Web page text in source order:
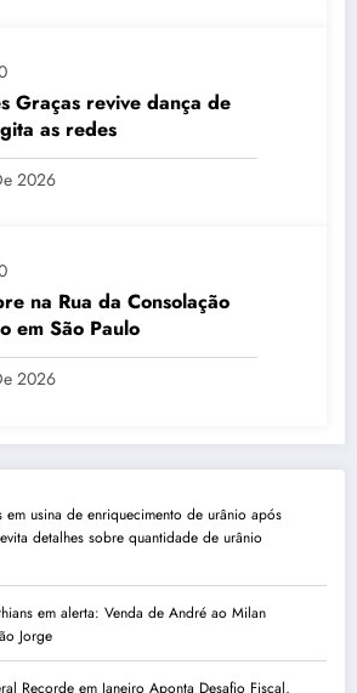
Graças revive dança de
as redes
2026
na Rua da Consolação
em São Paulo
2026
em usina de enriquecimento de urânio após
detalhes sobre quantidade de urânio
em alerta: Venda de André ao Milan
Jorge
Recorde em Janeiro Aponta Desafio Fiscal,